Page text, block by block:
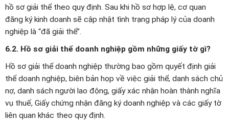
hồ sơ giải thể theo quy định. Sau khi hồ sơ hợp lệ, cơ quan
đăng ký kinh doanh sẽ cập nhật tình trạng pháp lý của doanh
nghiệp là “đã giải thể”.
6.2. Hồ sơ giải thể doanh nghiệp gồm những giấy tờ gì?
Hồ sơ giải thể doanh nghiệp thường bao gồm quyết định giải
thể doanh nghiệp, biên bản họp về việc giải thể, danh sách chủ
nợ, danh sách người lao động, giấy xác nhận hoàn thành nghĩa
vụ thuế, Giấy chứng nhận đăng ký doanh nghiệp và các giấy tờ
liên quan khác theo quy định.